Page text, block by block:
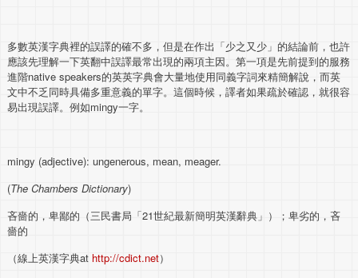
多數英漢字典裡的誤譯的確不多，但是在作出「少之又少」的結論前，也許
應該先理解一下英翻中誤譯最常出現的兩項主因。第一項是先前提到的服務
進階native speakers的英英字典會大量地使用同義字詞來精簡解說，而英
文中不乏同時具備多重意義的單字。這個時候，譯者如果疏於確認，就很容
易出現誤譯。例如mingy一字。
mingy (adjective): ungenerous, mean, meager.
(The Chambers Dictionary)
吝嗇的，卑鄙的（三民書局「21世紀最新簡明英漢辭典」）；卑劣的，吝
嗇的
（線上英漢字典at http://cdict.net）